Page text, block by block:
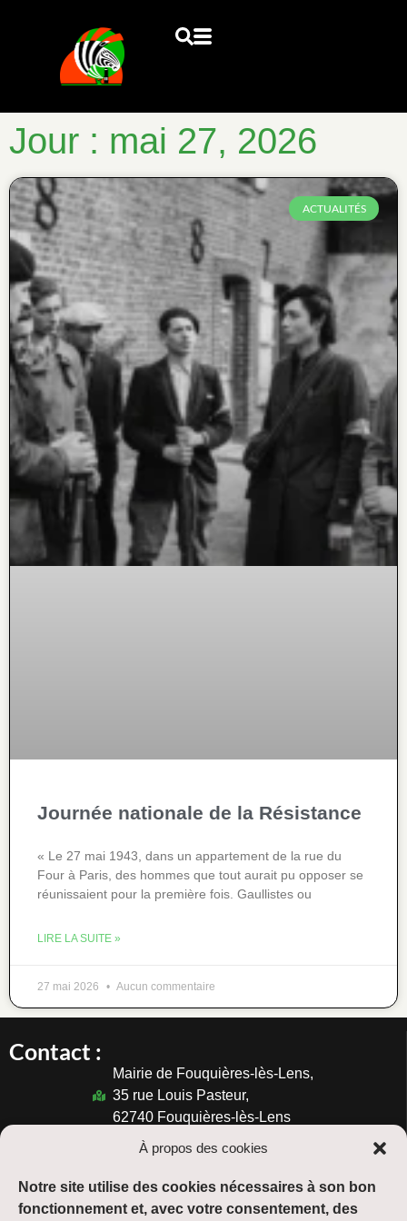
À propos des cookies
Notre site utilise des cookies nécessaires à son bon
fonctionnement et, avec votre consentement, des
Jour : mai 27, 2026
ACTUALITÉS
Journée nationale de la Résistance
« Le 27 mai 1943, dans un appartement de la rue du
Four à Paris, des hommes que tout aurait pu opposer se
réunissaient pour la première fois. Gaullistes ou
LIRE LA SUITE »
27 mai 2026 Aucun commentaire
Contact :
Mairie de Fouquières-lès-Lens,
35 rue Louis Pasteur,
62740 Fouquières-lès-Lens
03.21.77.37.47
Horaires :
Du lundi au vendredi :